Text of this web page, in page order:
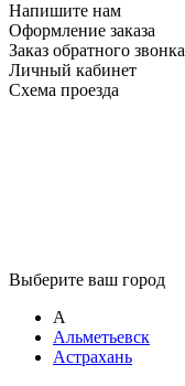
Напишите нам
Оформление заказа
Заказ обратного звонка
Личный кабинет
Схема проезда
Выберите ваш город
А
Альметьевск
Астрахань